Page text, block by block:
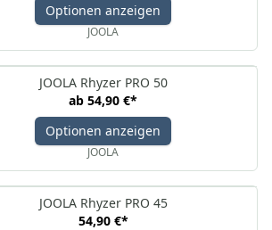
Optionen anzeigen
JOOLA
JOOLA Rhyzer PRO 50
ab 54,90 €*
Optionen anzeigen
JOOLA
JOOLA Rhyzer PRO 45
54,90 €*